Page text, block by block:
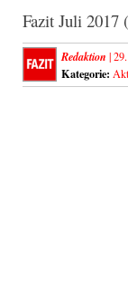
Fazit Juli 2017
Redaktion |
Kategorie: